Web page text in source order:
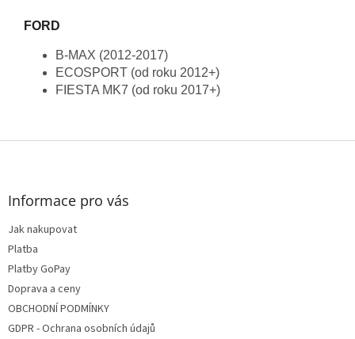
FORD
B-MAX (2012-2017)
ECOSPORT (od roku 2012+)
FIESTA MK7 (od roku 2017+)
Z
Informace pro vás
Jak nakupovat
Platba
Platby GoPay
Doprava a ceny
OBCHODNÍ PODMÍNKY
GDPR - Ochrana osobních údajů